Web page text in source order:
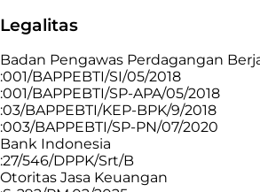
Legalitas
Badan Pengawas Perdagangan
:001/BAPPEBTI/SI/05/2018
:001/BAPPEBTI/SP-APA/05/2018
:03/BAPPEBTI/KEP-BPK/9/2018
:003/BAPPEBTI/SP-PN/07/2020
Bank Indonesia
:27/546/DPPK/Srt/B
Otoritas Jasa Keuangan